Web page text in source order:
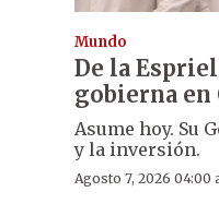
Mundo
De la
gobierna en
Asume hoy. Su
y la inversión.
Agosto 7, 2026 04:00